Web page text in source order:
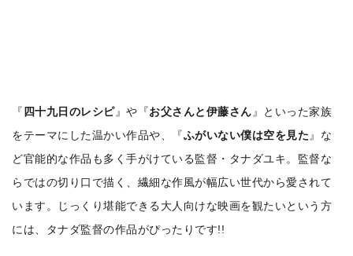
『 四十九日のレシピ』や『お父さんと伊藤さん 』といった家族
をテーマにした温かい作品や、『ふがいない僕は空を見た 』な
ど官能的な作品も多く手がけている監督・タナダユキ。監督な
らではの切り口で描く、繊細な作風が幅広い世代から愛されて
います。じっくり堪能できる大人向けな映画を観たいという方
には、タナダ監督の作品がぴったりです!!